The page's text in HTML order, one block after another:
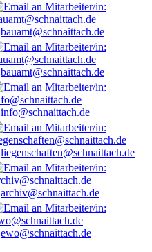
bauamt@schnaittach.de
bauamt@schnaittach.de
info@schnaittach.de
liegenschaften@schnaittach.de
archiv@schnaittach.de
ewo@schnaittach.de